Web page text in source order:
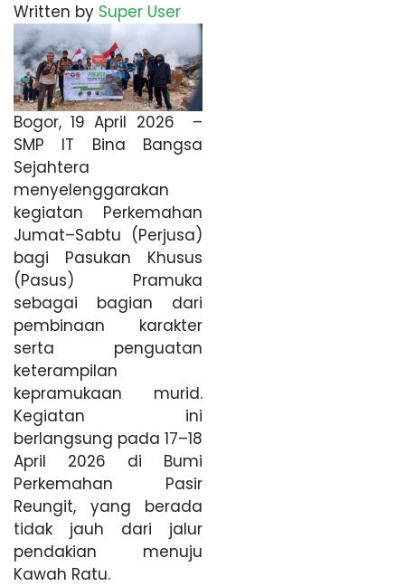
Written by Super User
Bogor, 19 April 2026 –
SMP IT Bina Bangsa
Sejahtera
menyelenggarakan
kegiatan Perkemahan
Jumat–Sabtu (Perjusa)
bagi Pasukan Khusus
(Pasus) Pramuka
sebagai bagian dari
pembinaan karakter
serta penguatan
keterampilan
kepramukaan murid.
Kegiatan ini
berlangsung pada 17–18
April 2026 di Bumi
Perkemahan Pasir
Reungit, yang berada
tidak jauh dari jalur
pendakian menuju
Kawah Ratu.